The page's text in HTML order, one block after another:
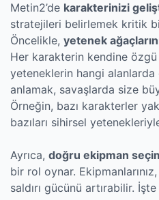
Metin2’de karakterinizi
stratejileri belirlemek kritik
Öncelikle, yetenek
Her karakterin kendine
yeteneklerin hangi
anlamak, savaşlarda size
Örneğin, bazı karakterler
bazıları sihirsel
Ayrıca, doğru ekipman
bir rol oynar.
saldırı gücünü artırabilir.